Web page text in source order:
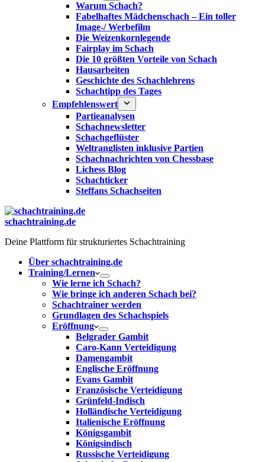
Warum Schach?
Fabelhaftes Mädchenschach – Ein toller
Image-/ Werbefilm
Die Weizenkornlegende
Fairplay im Schach
Die 10 größten Vorteile von Schach‎
Hausarbeiten
Geschichte des Schachlehrens
Schachtipp des Tages
Empfehlenswert
Partieanalysen
Schachnewsletter
Schachgeflüster
Weltranglisten inklusive Partien
Schachnachrichten von Chessbase
Lichess Blog
Schachticker
Steffans Schachseiten
schachtraining.de
Deine Plattform für strukturiertes Schachtraining
Über schachtraining.de
Training/Lernen
Wie lerne ich Schach?
Wie bringe ich anderen Schach bei?
Schachtrainer werden
Grundlagen des Schachspiels
Eröffnung
Belgrader Gambit
Caro-Kann Verteidigung
Damengambit
Englische Eröffnung
Evans Gambit
Französische Verteidigung
Grünfeld-Indisch
Holländische Verteidigung
Italienische Eröffnung
Königsgambit
Königsindisch
Russische Verteidigung